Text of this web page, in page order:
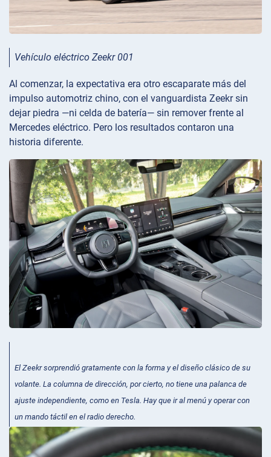
Vehículo eléctrico Zeekr 001
Al comenzar, la expectativa era otro escaparate más del
impulso automotriz chino, con el vanguardista Zeekr sin
dejar piedra —ni celda de batería— sin remover frente al
Mercedes eléctrico. Pero los resultados contaron una
historia diferente.
El Zeekr sorprendió gratamente con la forma y el diseño clásico de su
volante. La columna de dirección, por cierto, no tiene una palanca de
ajuste independiente, como en Tesla. Hay que ir al menú y operar con
un mando táctil en el radio derecho.